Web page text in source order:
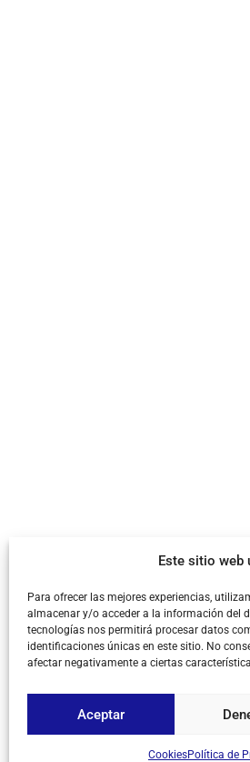
Este sitio web
Para ofrecer las mejores experiencias,
almacenar y/o acceder a la información del
tecnologías nos permitirá procesar datos
identificaciones únicas en este sitio. No
afectar negativamente a ciertas
Aceptar
CookiesPolítica de